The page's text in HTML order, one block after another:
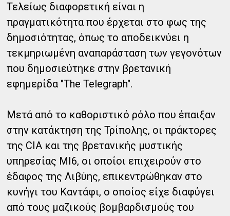
Τελείως διαφορετική είναι η
πραγματικότητα που έρχεται στο φως της
δημοσιότητας, όπως το αποδεικνύει η
τεκμηριωμένη αναπαράσταση των γεγονότων
που δημοσιεύτηκε στην βρετανική
εφημερίδα "The Telegraph".
Μετά από το καθοριστικό ρόλο που έπαιξαν
στην κατάκτηση της Τρίπολης, οι πράκτορες
της CIA και της βρετανικής μυστικής
υπηρεσίας MI6, οι οποίοι επιχειρούν στο
έδαφος της Λιβύης, επικεντρώθηκαν στο
κυνήγι του Καντάφι, ο οποίος είχε διαφύγει
από τους μαζικούς βομβαρδισμούς του